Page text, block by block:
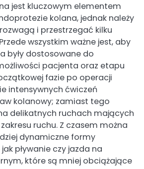
jest kluczowym elementem
kolana, jednak należy
i przestrzegać kilku
wszystkim ważne jest, aby
były dostosowane do
pacjenta oraz etapu
fazie po operacji
intensywnych ćwiczeń
kolanowy; zamiast tego
delikatnych ruchach mających
ruchu. Z czasem można
dynamiczne formy
pływanie czy jazda na
które są mniej obciążające